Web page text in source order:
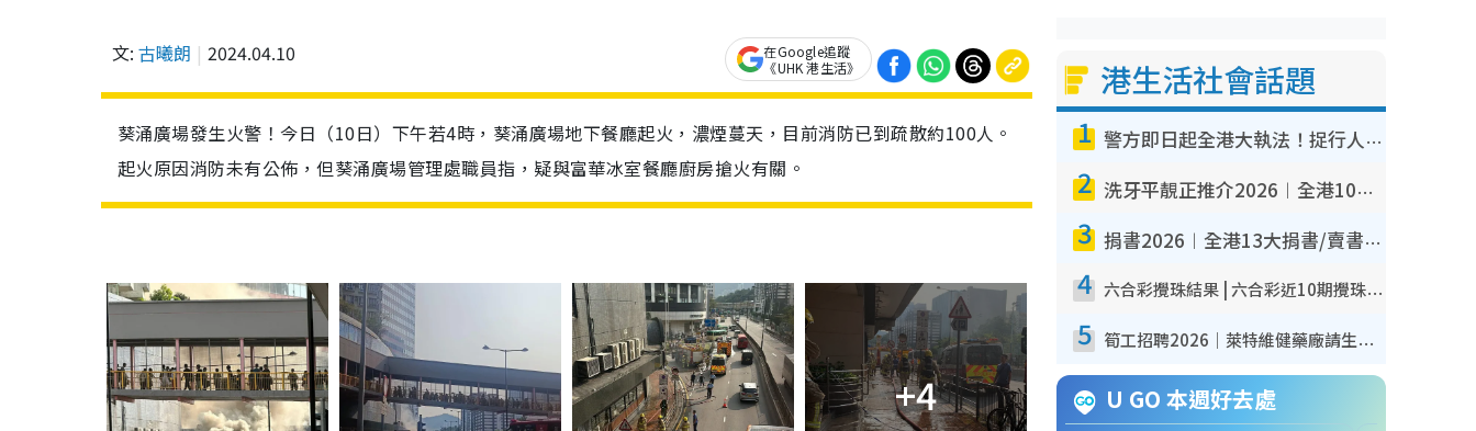
文: 古曦朗 2024.04.10
在Google追蹤
《UHK 港生活》
葵涌廣場發生火警！今日（10日）下午若4時，葵涌廣場地下餐廳起火，濃煙蔓天，目前消防已到疏散約100人。
起火原因消防未有公佈，但葵涌廣場管理處職員指，疑與富華冰室餐廳廚房搶火有關。
+4
港生活社會話題
1 警方即日起全港大執法！捉行人亂過馬路+司機不專注駕駛！亂過馬路罰$2000
2 洗牙平靚正推介2026︱全港10大牙科診所/醫院懶人包 夜診至8點/鎮靜潔牙/醫療券適用
3 捐書2026︱全港13大捐書/賣書地點懶人包 二手課本最高$150＋舊書換免費咖啡/戲票
4 六合彩攪珠結果 | 六合彩近10期攪珠結果出爐+ 近30期最旺熱門中獎號碼
5 筍工招聘2026｜萊特維健藥廠請生產操作員！月薪高達$1.7萬 冷氣廠房/五天工作/保證雙糧
U GO 本週好去處